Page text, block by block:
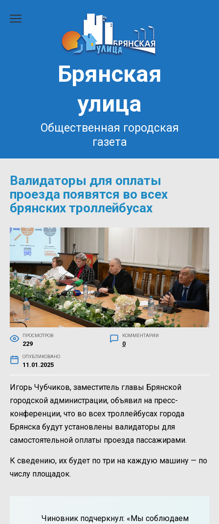
Брянская
улица
Общественная городская
газета
Валидаторы для оплаты
проезда появятся во всех
брянских троллейбусах
ПРОСМОТРОВ
229
КОММЕНТАРИИ
0
ОПУБЛИКОВАНО
11.01.2025
Игорь Чубчиков, заместитель главы Брянской
городской администрации, объявил на пресс-
конференции, что во всех троллейбусах города
Брянска будут установлены валидаторы для
самостоятельной оплаты проезда пассажирами.
К сведению, их будет по три на каждую машину — по
числу площадок.
Чиновник подчеркнул: «Мы соблюдаем